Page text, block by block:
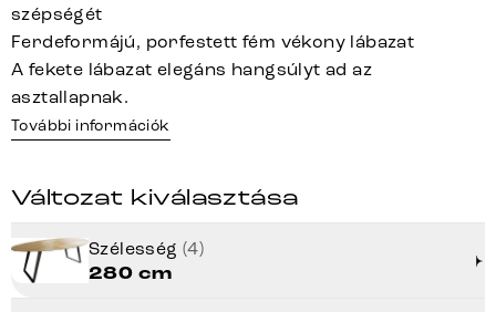
szépségét
Ferdeformájú, porfestett fém vékony lábazat
A fekete lábazat elegáns hangsúlyt ad az
asztallapnak.
További információk
Változat kiválasztása
Szélesség (4)
280 cm